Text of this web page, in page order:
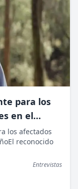
para los
en el
los afectados
reconocido
Entrevistas